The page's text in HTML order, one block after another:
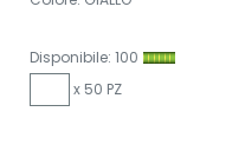
Disponibile: 100
x 50 PZ